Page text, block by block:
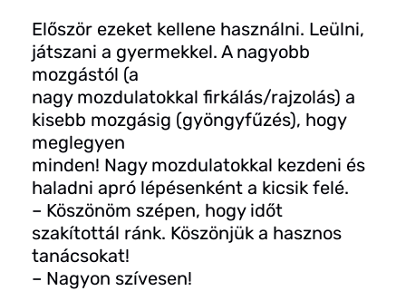
Először ezeket kellene használni. Leülni,
játszani a gyermekkel. A nagyobb
mozgástól (a
nagy mozdulatokkal firkálás/rajzolás) a
kisebb mozgásig (gyöngyfűzés), hogy
meglegyen
minden! Nagy mozdulatokkal kezdeni és
haladni apró lépésenként a kicsik felé.
– Köszönöm szépen, hogy időt
szakítottál ránk. Köszönjük a hasznos
tanácsokat!
– Nagyon szívesen!